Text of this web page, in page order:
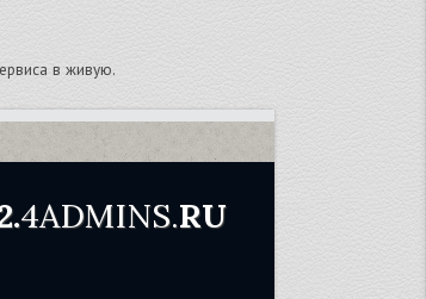
в живую.
4ADMINS.RU